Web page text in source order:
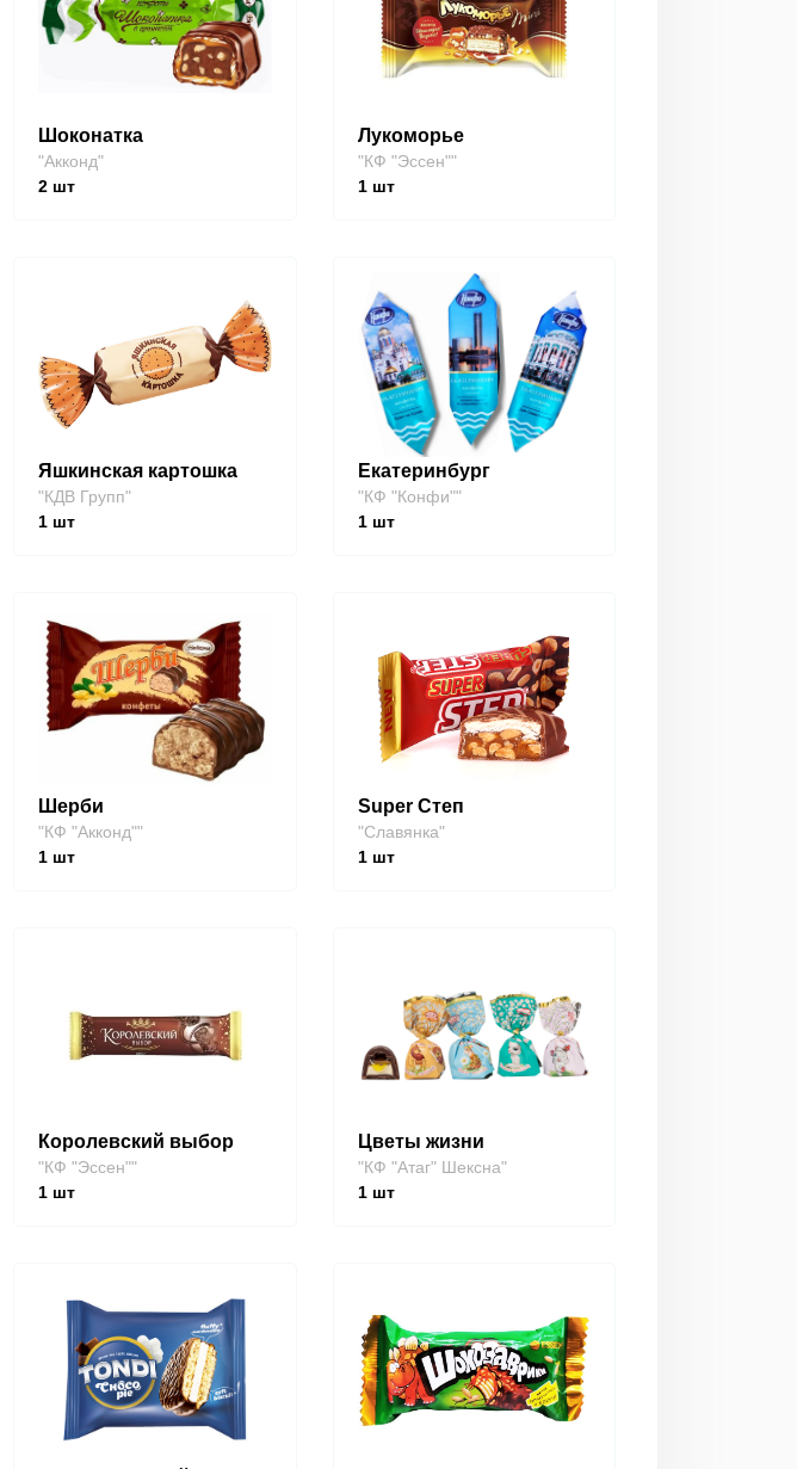
Шоконатка
"Акконд"
2 шт
Лукоморье
"КФ "Эссен""
1шт
Яшкинская картошка
"КДВ Групп"
1 шт
Екатеринбург
"КФ "Конфи""
1шт
Шерби
"КФ "Акконд""
1 шт
Super Степ
"Славянка"
1шт
Королевский выбор
"КФ "Эссен""
1 шт
Цветы жизни
"КФ "Атаг" Шексна"
1шт